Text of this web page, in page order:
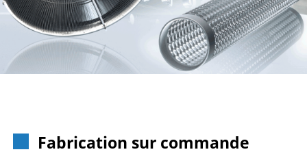
Fabrication sur commande